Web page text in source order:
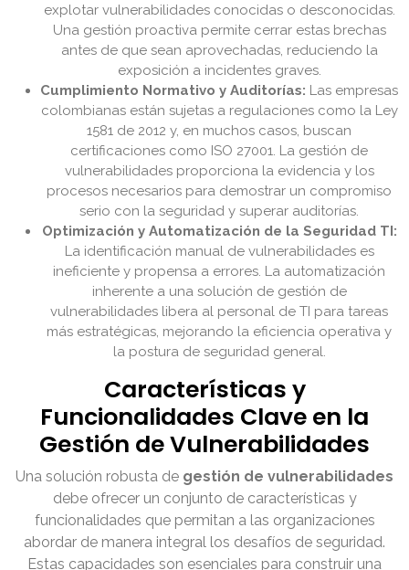
explotar vulnerabilidades conocidas o desconocidas.
Una gestión proactiva permite cerrar estas brechas
antes de que sean aprovechadas, reduciendo la
exposición a incidentes graves.
Cumplimiento Normativo y Auditorías: Las empresas
colombianas están sujetas a regulaciones como la Ley
1581 de 2012 y, en muchos casos, buscan
certificaciones como ISO 27001. La gestión de
vulnerabilidades proporciona la evidencia y los
procesos necesarios para demostrar un compromiso
serio con la seguridad y superar auditorías.
Optimización y Automatización de la Seguridad TI:
La identificación manual de vulnerabilidades es
ineficiente y propensa a errores. La automatización
inherente a una solución de gestión de
vulnerabilidades libera al personal de TI para tareas
más estratégicas, mejorando la eficiencia operativa y
la postura de seguridad general.
Características y
Funcionalidades Clave en la
Gestión de Vulnerabilidades
Una solución robusta de gestión de vulnerabilidades
debe ofrecer un conjunto de características y
funcionalidades que permitan a las organizaciones
abordar de manera integral los desafíos de seguridad.
Estas capacidades son esenciales para construir una